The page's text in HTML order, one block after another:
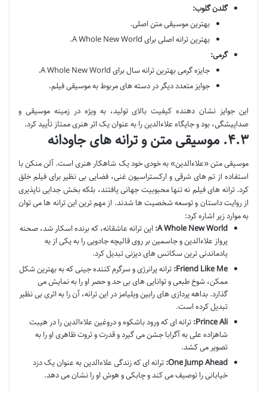
گلدن گلوب:
بهترین موسیقی متن اصلی.
بهترین ترانه اصلی برای A Whole New World.
گرمی:
جایزه گرمی بهترین ترانه سال برای A Whole New World.
جوایز متعدد دیگر در دسته های مربوط به موسیقی فیلم.
این جوایز نشان دهنده کیفیت بالای تولید، به ویژه در زمینه موسیقی و
صداپیشگی، بود و جایگاه علاءالدین را به عنوان یک اثر هنری ممتاز تأیید کرد.
۴.۳. موسیقی متن و ترانه های جاودانه
موسیقی متن «علاءالدین» به خودی خود یک شاهکار هنری است. آلن منکن با
استفاده از تم های شرقی و ارکستراسیون غنی، فضایی بی نظیر برای فیلم خلق
کرد. ترانه های فیلم نه تنها محبوبیت جهانی یافتند، بلکه بخش جدایی ناپذیری
از روایت داستان و توسعه شخصیت ها شدند. از مهم ترین این ترانه ها می توان
به موارد زیر اشاره کرد:
A Whole New World: این ترانه عاشقانه، که برنده اسکار شد، صحنه
پرواز علاءالدین و جاسمین بر روی قالیچه جادویی را به یکی از به
یادماندنی ترین سکانس های دیزنی تبدیل کرد.
Friend Like Me: ترانه پرانرژی و سرگرم کننده جینی که به بهترین شکل
ممکن، شوخ طبعی و توانایی های بی حد و حصر او را به نمایش می
گذارد. بداهه پردازی های رابین ویلیامز در این ترانه، آن را به اثری بی نظیر
تبدیل کرده است.
Prince Ali: ترانه ای که ورود باشکوه و دروغین علاءالدین را در هیبت
شاهزاده علی به آگرابا جشن می گیرد و قدرت و ثروت ظاهری او را به
تصویر می کشد.
One Jump Ahead: ترانه ای که زندگی علاءالدین به عنوان یک دزد
خیابانی را توصیف می کند و چابکی و هوش او را نشان می دهد.